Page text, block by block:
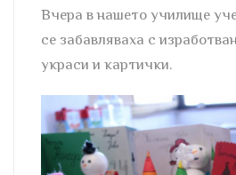
Вчера в нашето училище
се забавляваха с
украси и картички.